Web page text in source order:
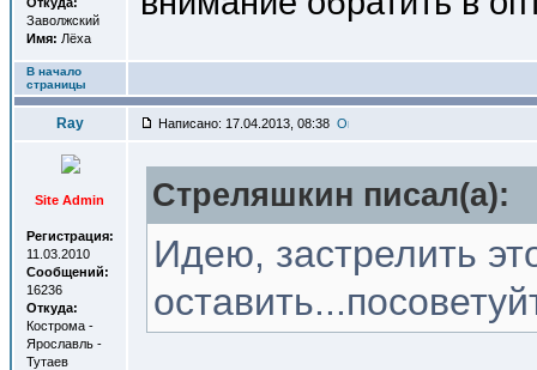
Заволжский
Имя: Лёха
В начало
страницы
Ray Написано: 17.04.2013, 08:38
Site Admin
Регистрация:
11.03.2010
Сообщений:
16236
Откуда:
Кострома -
Ярославль -
Тутаев
Стреляшкин писал(a):
Идею, застрелить